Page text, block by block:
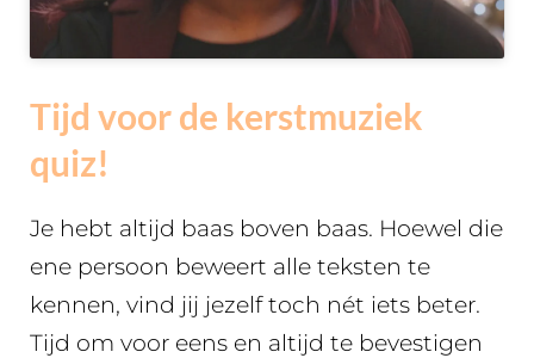
Tijd voor de kerstmuziek
quiz!
Je hebt altijd baas boven baas. Hoewel die
ene persoon beweert alle teksten te
kennen, vind jij jezelf toch nét iets beter.
Tijd om voor eens en altijd te bevestigen